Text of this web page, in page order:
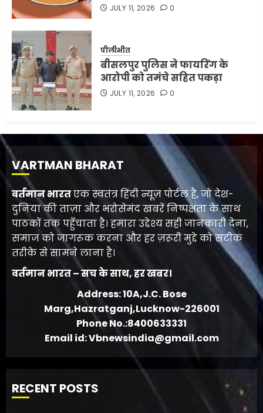
JULY 11, 2026 0
पीलीभीत
बीसलपुर पुलिस ने फायरिंग के
आरोपी को तमंचे सहित पकड़ा
JULY 11, 2026 0
VARTMAN BHARAT
वर्तमान भारतएक स्वतंत्र हिंदी न्यूज़ पोर्टल है, जो देश-
दुनिया की ताज़ा और भरोसेमंद खबरें निष्पक्षता के साथ
पाठकों तक पहुँचाता है। हमारा उद्देश्य सही जानकारी देना,
समाज को जागरूक करना और हर ज़रूरी मुद्दे को सटीक
तरीके से सामने लाना है।
वर्तमान भारत – सच के साथ, हर खबर।
Address: 10A,J.C. Bose
Marg,Hazratganj,Lucknow-226001
Phone No.:8400633331
Email id: Vbnewsindia@gmail.com
RECENT POSTS